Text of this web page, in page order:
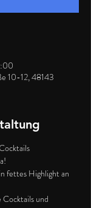
10-12, 48143
fettes Highlight an
und